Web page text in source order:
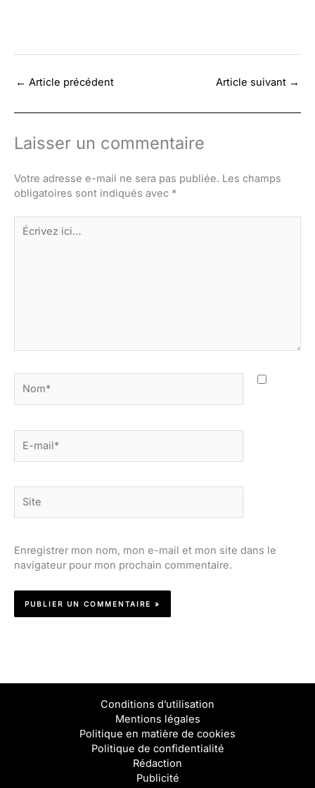
← Article précédent Article suivant →
Laisser un commentaire
Votre adresse e-mail ne sera pas publiée. Les champs
obligatoires sont indiqués avec *
Écrivez
ici…
mail*
Enregistrer mon nom, mon e-mail et mon site dans le
navigateur pour mon prochain commentaire.
Conditions d’utilisation
Mentions légales
Politique en matière de cookies
Politique de confidentialité
Rédaction
Publicité